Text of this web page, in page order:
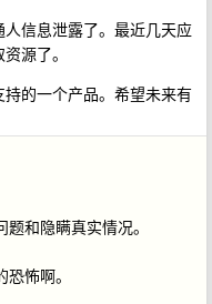
信息泄露了。最近几天应
源了。
的一个产品。希望未来有
和隐瞒真实情况。
怖啊。